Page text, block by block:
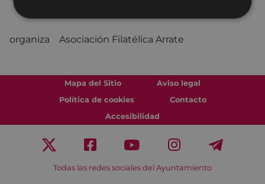
organiza Asociación Filatélica Arrate
Mapa del Sitio
Aviso legal
Política de cookies
Contacto
Accesibilidad
Todas las redes sociales del Ayuntamiento